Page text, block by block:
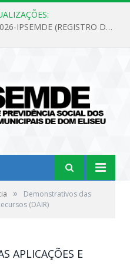
PREGÃO ELETRÔNICO Nº 02/2026-IPSEMDE (REGISTRO DE PREÇOS PARA FUTURA E EVENTUAL AQUISIÇÃO DE MATERIAL DE LIMPEZA E GÊNEROS ALIMENTÍCIOS PARA ATENDER AS NECESSIDADES DO INSTITUTO DE PREVIDÊNCIA SOCIAL DOS SERVIDORES MUNICIPAIS DE DOM ELISEU.)
»
Demonstrativos das
(DAIR)
APLICAÇÕES E